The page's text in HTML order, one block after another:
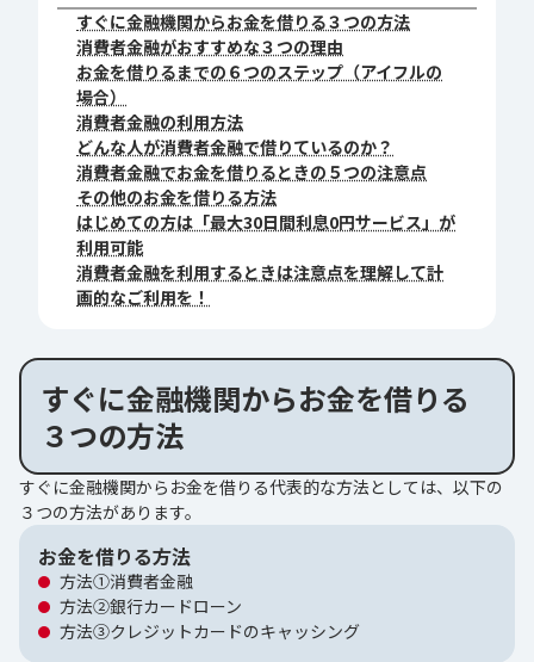
すぐに金融機関からお金を借りる３つの方法
消費者金融がおすすめな３つの理由
お金を借りるまでの６つのステップ（アイフルの
場合）
消費者金融の利用方法
どんな人が消費者金融で借りているのか？
消費者金融でお金を借りるときの５つの注意点
その他のお金を借りる方法
はじめての方は「最大30日間利息0円サービス」が
利用可能
消費者金融を利用するときは注意点を理解して計
画的なご利用を！
すぐに金融機関からお金を借りる
３つの方法
すぐに金融機関からお金を借りる代表的な方法としては、以下の
３つの方法があります。
お金を借りる方法
方法①消費者金融
方法②銀行カードローン
方法③クレジットカードのキャッシング